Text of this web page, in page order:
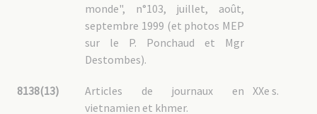
monde", n°103, juillet, août,
septembre 1999 (et photos MEP
sur le P. Ponchaud et Mgr
Destombes).
8138(13) XXe s.
Articles de journaux en
vietnamien et khmer.